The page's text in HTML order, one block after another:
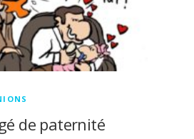
de paternité